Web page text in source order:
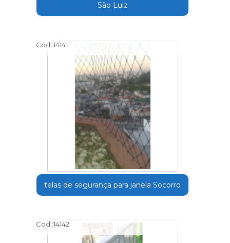
São Luiz
Cod.:14141
telas de segurança para janela Socorro
Cod.:14142